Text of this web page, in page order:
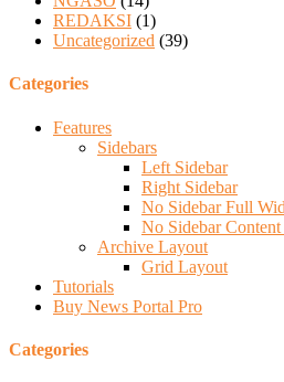
REDAKSI (1)
Uncategorized (39)
Categories
Features
Sidebars
Left Sidebar
Right Sidebar
No Sidebar Full
No Sidebar Content
Archive Layout
Grid Layout
Tutorials
Buy News Portal Pro
Categories